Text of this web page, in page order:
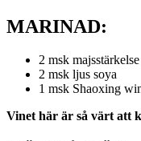
MARINAD:
2 msk majsstärkelse
2 msk ljus soya
1 msk Shaoxing
Vinet här är så värt att